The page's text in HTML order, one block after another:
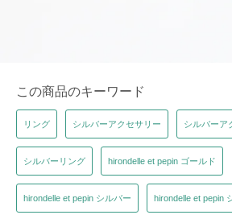
この商品のキーワード
リング シルバーアクセサリー シルバーア
シルバーリング hirondelle et pepin ゴールド
hirondelle et pepin シルバー hirondelle et pepin